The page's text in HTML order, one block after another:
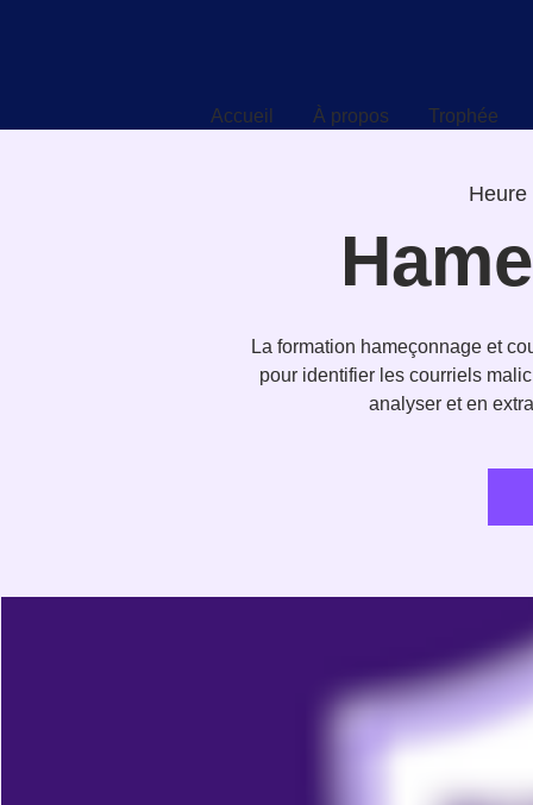
Accueil À propos Trophée
Heure
La formation hameçonnage et
pour identifier les courriels
analyser et en